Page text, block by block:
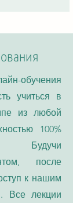
обучения
учиться в
из любой
100%
Будучи
после
к нашим
Все лекции